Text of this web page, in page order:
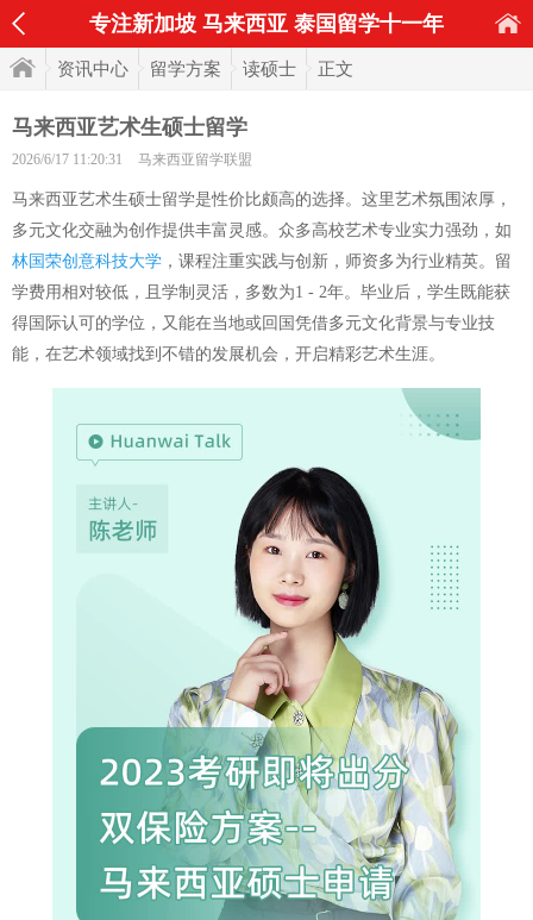
专注新加坡 马来西亚 泰国留学十一年
资讯中心 留学方案 读硕士 正文
马来西亚艺术生硕士留学
2026/6/17 11:20:31 马来西亚留学联盟
马来西亚艺术生硕士留学是性价比颇高的选择。这里艺术氛围浓厚，
多元文化交融为创作提供丰富灵感。众多高校艺术专业实力强劲，如
林国荣创意科技大学 ，课程注重实践与创新，师资多为行业精英。留
学费用相对较低，且学制灵活，多数为1 - 2年。毕业后，学生既能获
得国际认可的学位，又能在当地或回国凭借多元文化背景与专业技
能，在艺术领域找到不错的发展机会，开启精彩艺术生涯。